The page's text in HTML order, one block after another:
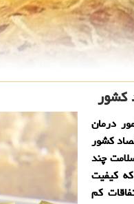
كشور
درمان
كشور
چند
كیفیت
كم